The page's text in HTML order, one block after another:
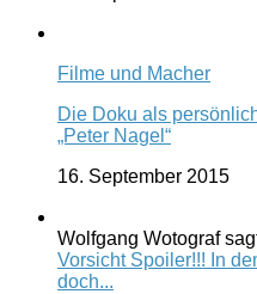
Filme und Macher
Die Doku als
„Peter Nagel“
16. September 2015
Wolfgang Wotograf
Vorsicht Spoiler!!! In
doch...